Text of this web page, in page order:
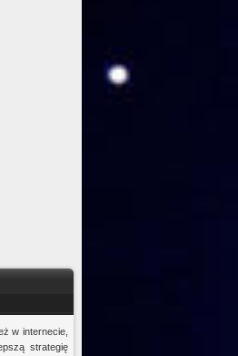
w internecie,
strategię